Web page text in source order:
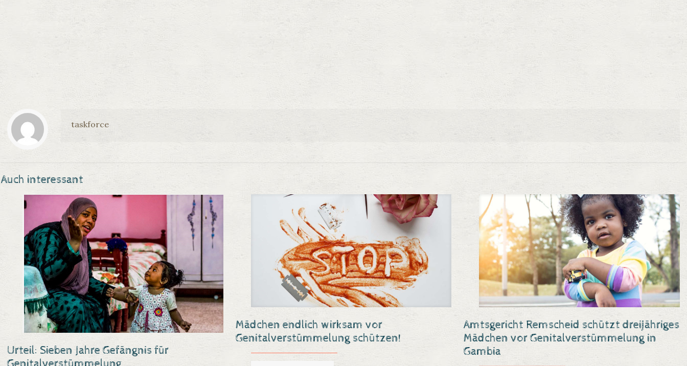
taskforce
Auch interessant
Urteil: Sieben Jahre Gefängnis für
Mädchen endlich wirksam vor
Genitalverstümmelung schützen!
Amtsgericht Remscheid schützt dreijähriges
Mädchen vor Genitalverstümmelung in
Gambia